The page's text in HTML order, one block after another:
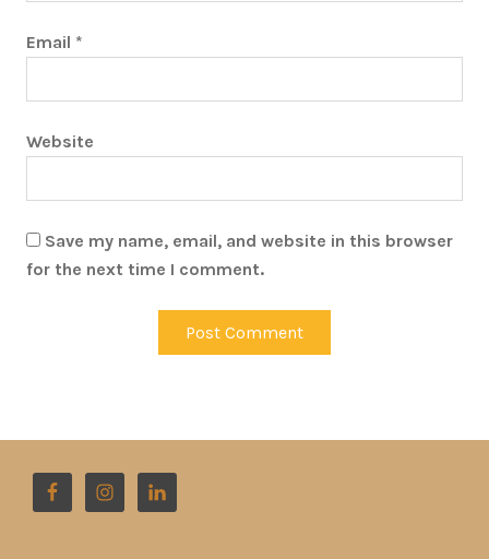
Email *
Website
Save my name, email, and website in this browser
for the next time I comment.